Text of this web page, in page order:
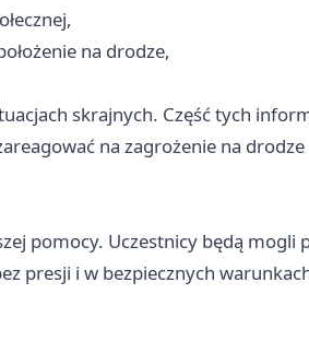
na drodze,
skrajnych. Część tych
na zagrożenie na
pomocy. Uczestnicy będą mogli
presji i w bezpiecznych